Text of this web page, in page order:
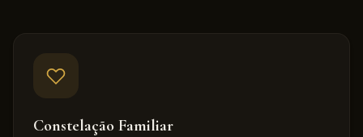
Constelação Familiar